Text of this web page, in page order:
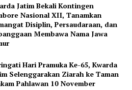
Jatim Bekali Kontingen
Nasional XII, Tanamkan
Disiplin, Persaudaraan, dan
Membawa Nama Jawa
Hari Pramuka Ke-65, Kwarda
Selenggarakan Ziarah ke Taman
Pahlawan 10 November